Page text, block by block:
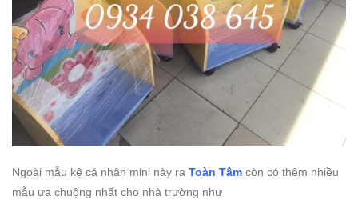
Ngoài mẫu kệ cá nhân mini này ra Toàn Tâm còn có thêm nhiều
mẫu ưa chuộng nhất cho nhà trường như